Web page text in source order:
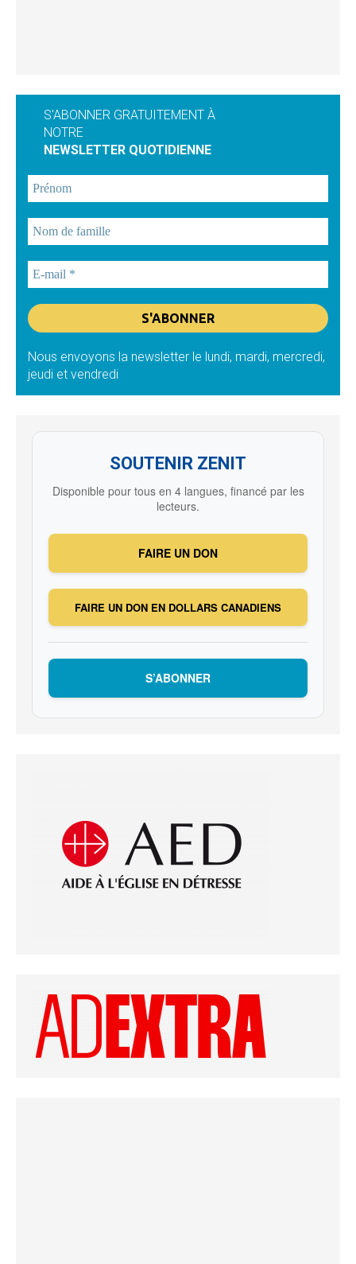
S'ABONNER GRATUITEMENT À
NOTRE
NEWSLETTER QUOTIDIENNE
Nous envoyons la newsletter le lundi, mardi, mercredi,
jeudi et vendredi
SOUTENIR ZENIT
Disponible pour tous en 4 langues, financé par les
lecteurs.
FAIRE UN DON
FAIRE UN DON EN DOLLARS CANADIENS
S’ABONNER